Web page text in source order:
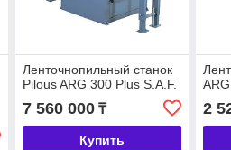
Ленточнопильный станок
Pilous ARG 300 Plus S.A.F.
7 560 000₸
Купить
2